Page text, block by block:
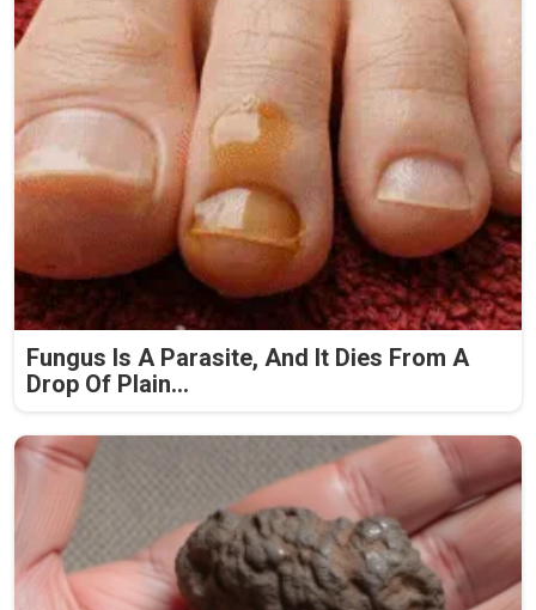
Fungus Is A Parasite, And It Dies From A
Drop Of Plain...